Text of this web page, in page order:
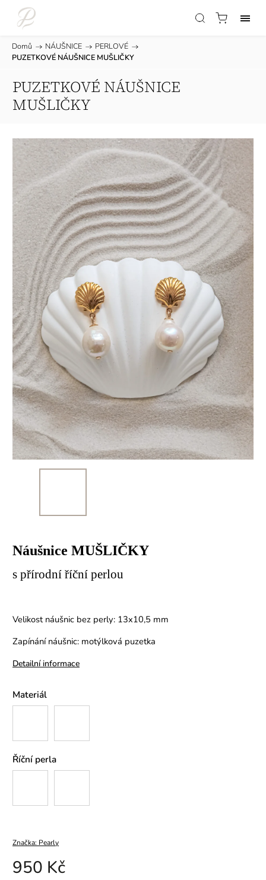
Domů / NÁUŠNICE / PERLOVÉ /
PUZETKOVÉ NÁUŠNICE MUŠLIČKY
PUZETKOVÉ NÁUŠNICE
MUŠLIČKY
Náušnice MUŠLIČKY
s přírodní říční perlou
Velikost náušnic bez perly: 13x10,5 mm
Zapínání náušnic: motýlková puzetka
Detailní informace
Materiál
Říční perla
Značka: Pearly
950 Kč